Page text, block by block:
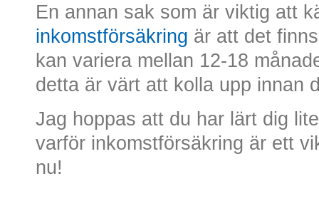
En annan sak som är viktig att
inkomstförsäkring är att det
kan variera mellan 12-18
detta är värt att kolla upp innan
Jag hoppas att du har lärt dig
varför inkomstförsäkring är ett
nu!